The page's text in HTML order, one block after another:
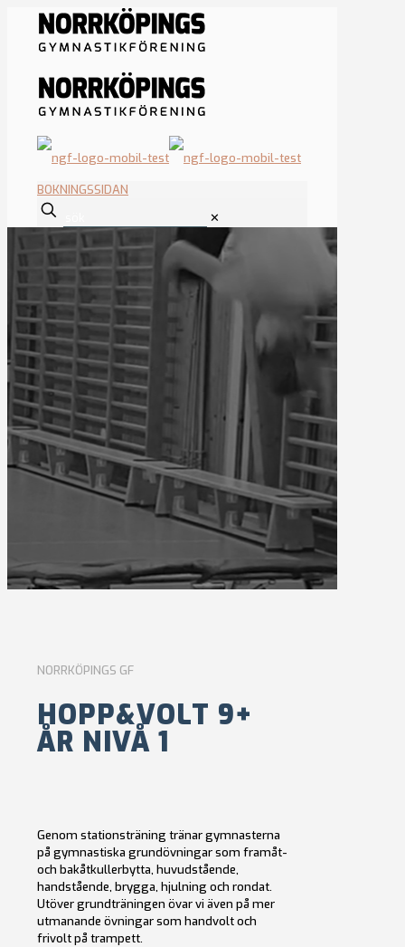
BOKNINGSSIDAN
✕
NORRKÖPINGS GF
HOPP&VOLT 9+
ÅR NIVÅ 1
Genom stationsträning tränar gymnasterna
på gymnastiska grundövningar som framåt-
och bakåtkullerbytta, huvudstående,
handstående, brygga, hjulning och rondat.
Utöver grundträningen övar vi även på mer
utmanande övningar som handvolt och
frivolt på trampett.